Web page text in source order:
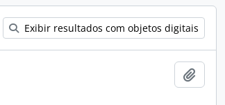
Exibir resultados com objetos digitais